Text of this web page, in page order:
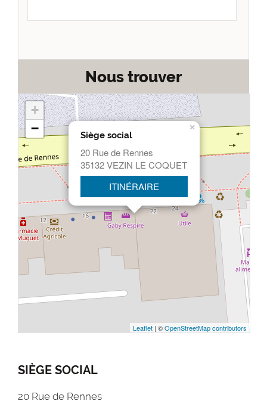
Nous trouver
Siège social
20 Rue de Rennes
35132 VEZIN LE COQUET
ITINÉRAIRE
×
+
−
Leaflet | ©OpenStreetMap contributors
SIÈGE SOCIAL
20 Rue de Rennes